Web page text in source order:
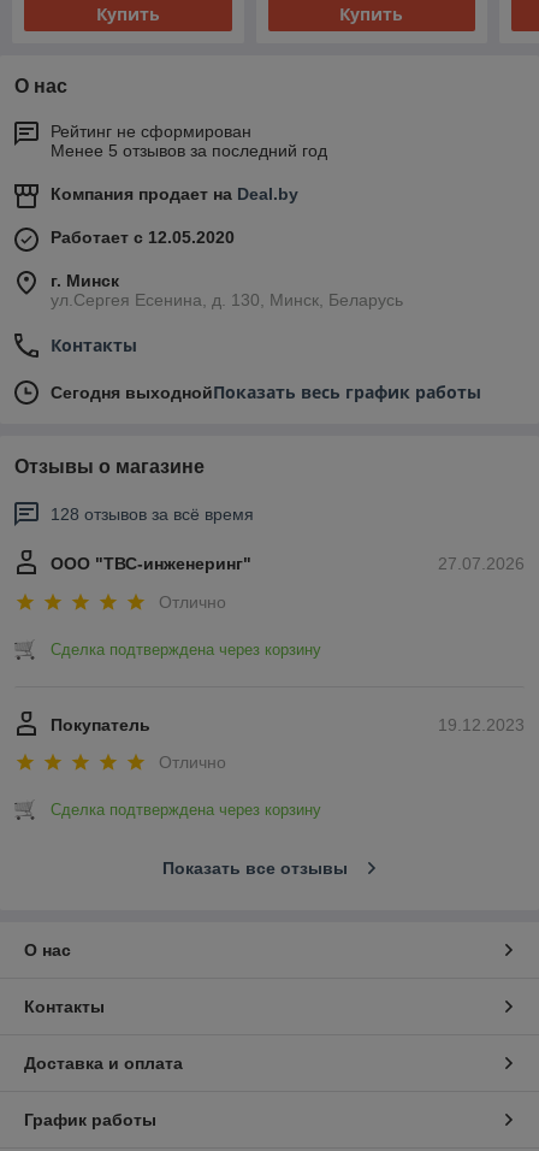
Купить Купить
О нас
Рейтинг не сформирован
Менее 5 отзывов за последний год
Компания продает на Deal.by
Работает с 12.05.2020
г. Минск
ул.Сергея Есенина, д. 130, Минск, Беларусь
Контакты
Сегодня выходнойПоказать весь график работы
Отзывы о магазине
128 отзывов за всё время
27.07.2026
ООО "ТВС-инженеринг"
Отлично
Сделка подтверждена через корзину
19.12.2023
Покупатель
Отлично
Сделка подтверждена через корзину
Показать все отзывы
О нас
Контакты
Доставка и оплата
График работы